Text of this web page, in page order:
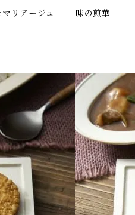
リアージュ 味の煎華